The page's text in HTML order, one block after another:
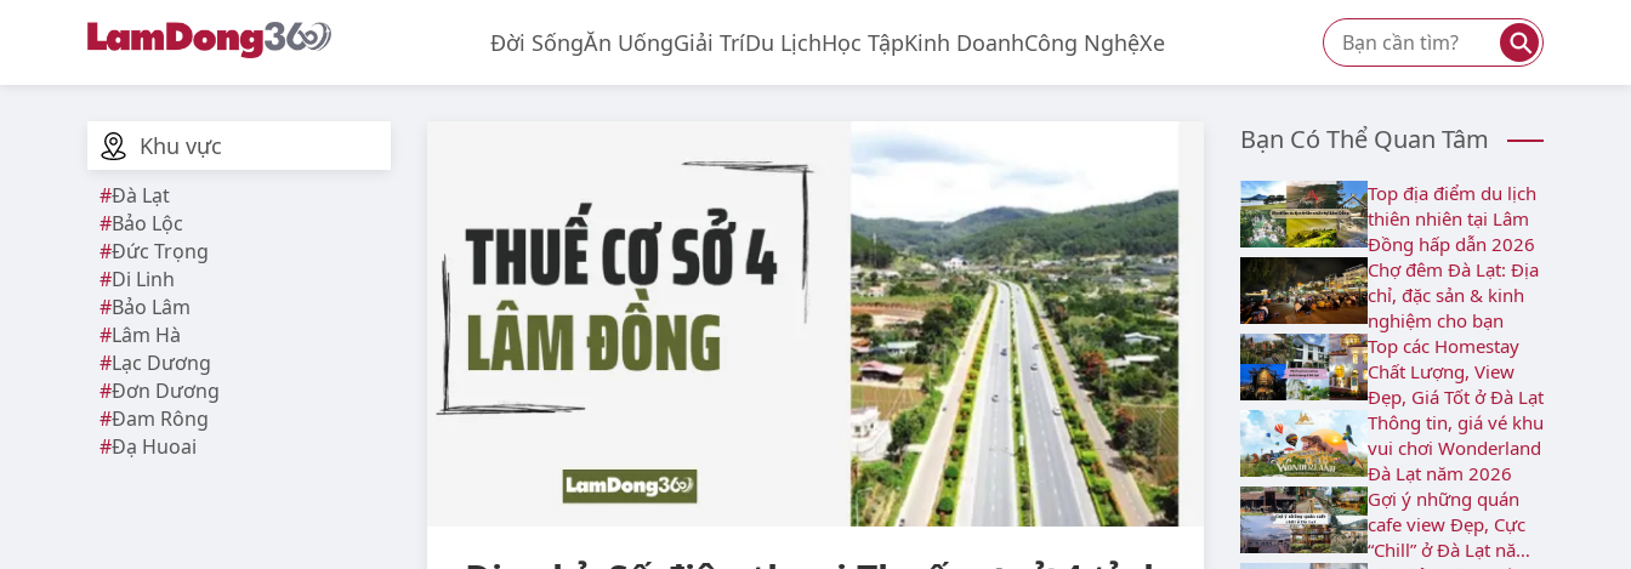
Đời SốngĂn UốngGiải TríDu LịchHọc TậpKinh DoanhCông NghệXe ⚲
Khu vực
Đà Lạt
Bảo Lộc
Đức Trọng
Di Linh
Bảo Lâm
Lâm Hà
Lạc Dương
Đơn Dương
Đam Rông
Đạ Huoai
Bạn Có Thể Quan Tâm
Top địa điểm du lịch
thiên nhiên tại Lâm
Đồng hấp dẫn 2026
Chợ đêm Đà Lạt: Địa
chỉ, đặc sản & kinh
nghiệm cho bạn
Top các Homestay
Chất Lượng, View
Đẹp, Giá Tốt ở Đà Lạt
Thông tin, giá vé khu
vui chơi Wonderland
Đà Lạt năm 2026
Gợi ý những quán
cafe view Đẹp, Cực
“Chill” ở Đà Lạt năm